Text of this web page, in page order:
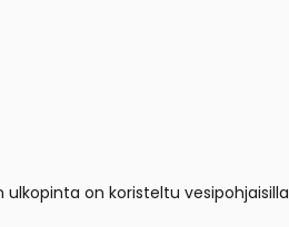
on koristeltu vesipohjaisilla